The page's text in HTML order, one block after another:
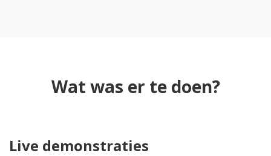
Wat was er te doen?
Live demonstraties